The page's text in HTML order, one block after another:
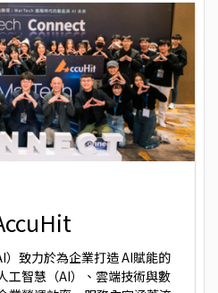
致力於為企業打造 AI賦能的
工智慧（AI）、雲端技術與數